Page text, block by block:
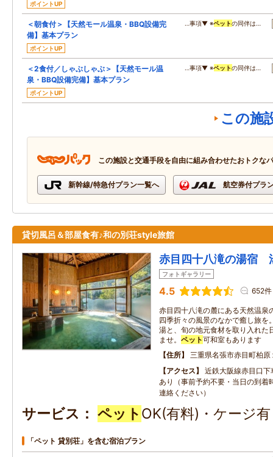
ポイントUP
＜朝食付＞【天然モール温泉・BBQ設備完
備】基本プラン
ポイントUP
…事項▼ ※ペットの同伴は…
＜2食付／しゃぶしゃぶ＞【天然モール温
泉・BBQ設備完備】基本プラン
ポイントUP
…事項▼ ※ペットの同伴は…
この施
この施設と交通手段を自由に組み合わせたおトクな
新幹線/特急付プラン一覧へ 航空券付プラ
貸切風呂＆部屋食有♪和の別荘style旅館
赤目四十八滝の湯宿
フォトギャラリー
4.5 652件
赤目四十八滝の麓にある天然温泉
四季折々の風景のなかで癒し旅を
湯と、旬の地元食材を取り入れた
ませ。 ペット可和室もあります
住所
三重県名張市赤目町柏原
アクセス
近鉄大阪線赤目口
あり（事前予約不要・当日の到着
連絡ください）
サービス ペット OK(有料)・ケージ
「ペット 貸別荘」を含む宿泊プラン